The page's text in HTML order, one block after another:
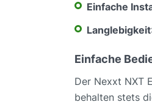
Einfache
Langlebigkeit
Einfache
Der Nexxt NXT
behalten stets